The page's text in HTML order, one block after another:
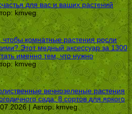
для вас и ваших растений
kmveg
чтобы комнатные растения росли
Этот медный аксессуар за 1300
именно тем, что нужно
kmveg
вечнозеленые растения
сада: 8 сортов для яркого
| Автор:kmveg